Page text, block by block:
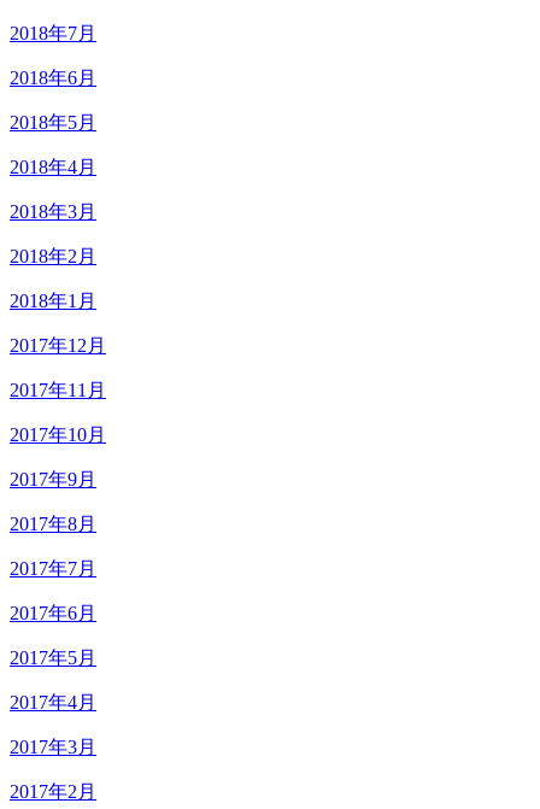
2018年7月
2018年6月
2018年5月
2018年4月
2018年3月
2018年2月
2018年1月
2017年12月
2017年11月
2017年10月
2017年9月
2017年8月
2017年7月
2017年6月
2017年5月
2017年4月
2017年3月
2017年2月